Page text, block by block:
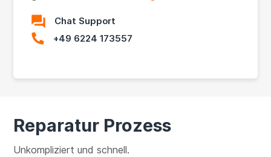
Chat Support
+49 6224 173557
Reparatur Prozess
Unkompliziert und schnell.